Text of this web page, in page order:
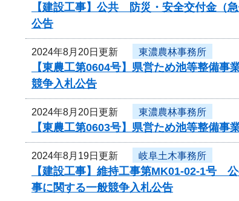
【建設工事】公共 防災・安全交付金（
公告
2024年8月20日更新 東濃農林事務所
【東農工第0604号】県営ため池等整備
競争入札公告
2024年8月20日更新 東濃農林事務所
【東農工第0603号】県営ため池等整備
2024年8月19日更新 岐阜土木事務所
【建設工事】維持工事第MK01-02-1号
事に関する一般競争入札公告